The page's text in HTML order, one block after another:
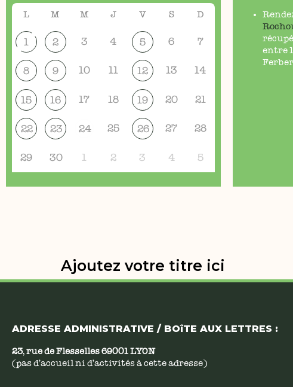
L M M J V S D
1 2 3 4 5 6 7
8 9 10 11 12 13 14
15 16 17 18 19 20 21
22 23 24 25 26 27 28
29 30 1 2 3 4 5
entre
Ajoutez votre titre ici
ADRESSE ADMINISTRATIVE / BOîTE AUX LETTRES :
23, rue de Flesselles 69001 LYON
(pas d’accueil ni d’activités à cette adresse)